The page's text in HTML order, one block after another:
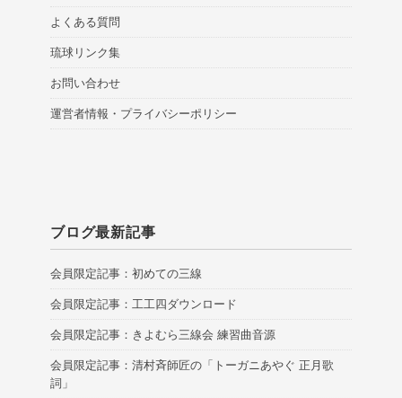
よくある質問
琉球リンク集
お問い合わせ
運営者情報・プライバシーポリシー
ブログ最新記事
会員限定記事：初めての三線
会員限定記事：工工四ダウンロード
会員限定記事：きよむら三線会 練習曲音源
会員限定記事：清村斉師匠の「トーガニあやぐ 正月歌
詞」